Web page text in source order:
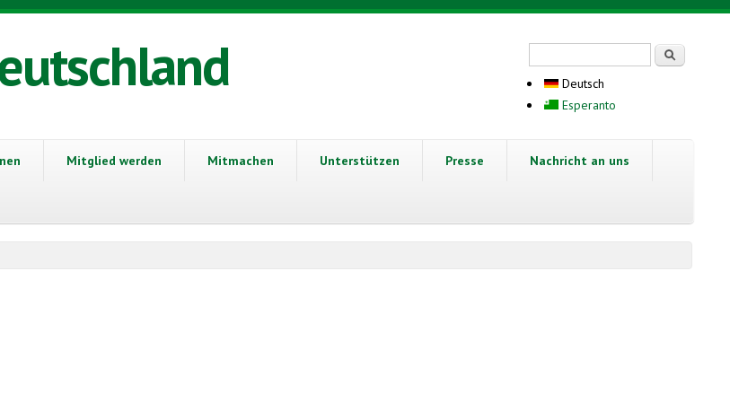
Deutsch
Esperanto
Mitglied werden Mitmachen Unterstützen Presse Nachricht an uns